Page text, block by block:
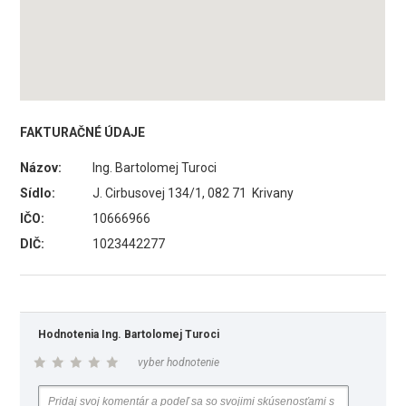
FAKTURAČNÉ ÚDAJE
Názov:
Ing. Bartolomej Turoci
Sídlo:
J. Cirbusovej 134/1, 082 71 Krivany
IČO:
10666966
DIČ:
1023442277
Hodnotenia Ing. Bartolomej Turoci
vyber hodnotenie